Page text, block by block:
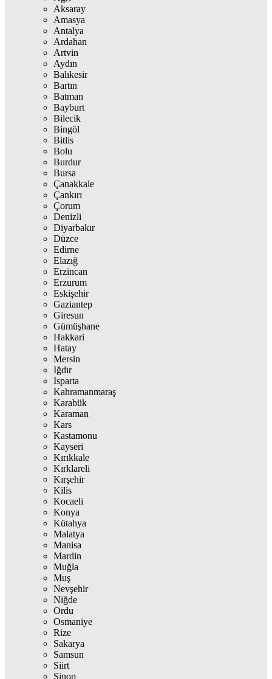
Aksaray
Amasya
Antalya
Ardahan
Artvin
Aydın
Balıkesir
Bartın
Batman
Bayburt
Bilecik
Bingöl
Bitlis
Bolu
Burdur
Bursa
Çanakkale
Çankırı
Çorum
Denizli
Diyarbakır
Düzce
Edirne
Elazığ
Erzincan
Erzurum
Eskişehir
Gaziantep
Giresun
Gümüşhane
Hakkari
Hatay
Mersin
Iğdır
Isparta
Kahramanmaraş
Karabük
Karaman
Kars
Kastamonu
Kayseri
Kırıkkale
Kırklareli
Kırşehir
Kilis
Kocaeli
Konya
Kütahya
Malatya
Manisa
Mardin
Muğla
Muş
Nevşehir
Niğde
Ordu
Osmaniye
Rize
Sakarya
Samsun
Siirt
Sinop